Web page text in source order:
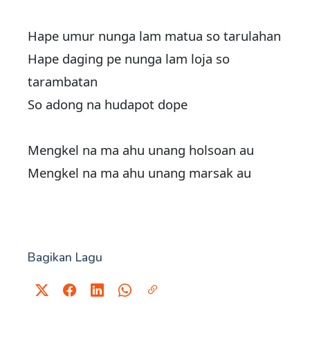
Hape umur nunga lam matua so tarulahan
Hape daging pe nunga lam loja so
tarambatan
So adong na hudapot dope
Mengkel na ma ahu unang holsoan au
Mengkel na ma ahu unang marsak au
Bagikan Lagu